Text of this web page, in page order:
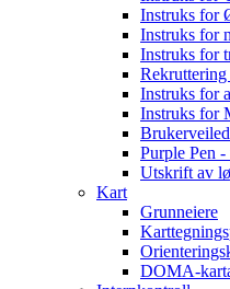
Instruks for
Instruks for
Instruks for
Instruks for
Instruks for
Purple Pen
Utskrift av
Kart
Grunneiere
DOMA-